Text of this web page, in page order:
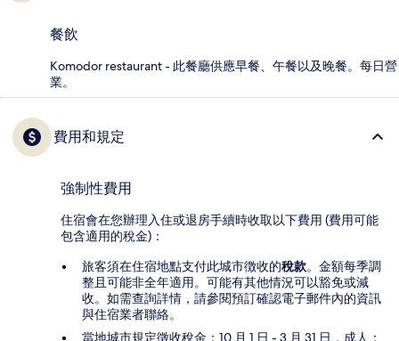
餐飲
Komodor restaurant - 此餐廳供應早餐、午餐以及晚餐。每日營
業。
費用和規定
強制性費用
住宿會在您辦理入住或退房手續時收取以下費用 (費用可能
包含適用的稅金)：
旅客須在住宿地點支付此城市徴收的稅款。金額每季調
整且可能非全年適用。可能有其他情況可以豁免或減
收。如需查詢詳情，請參閱預訂確認電子郵件內的資訊
與住宿業者聯絡。
當地城市規定徵收稅金：10 月 1 日 - 3 月 31 日，成人：